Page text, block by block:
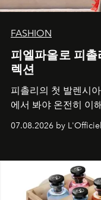
FASHION
피엘파올로 피
렉션
피촐리의 첫 발렌시
에서 봐야 온전히 이
07.08.2026 by